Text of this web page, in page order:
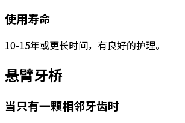
使用寿命
10-15年或更长时间，有良好的护理。
悬臂牙桥
当只有一颗相邻牙齿时